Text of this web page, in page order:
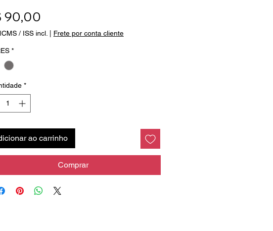
90,00
/ ISS incl. Frete por conta cliente
*
*
ao carrinho
Comprar